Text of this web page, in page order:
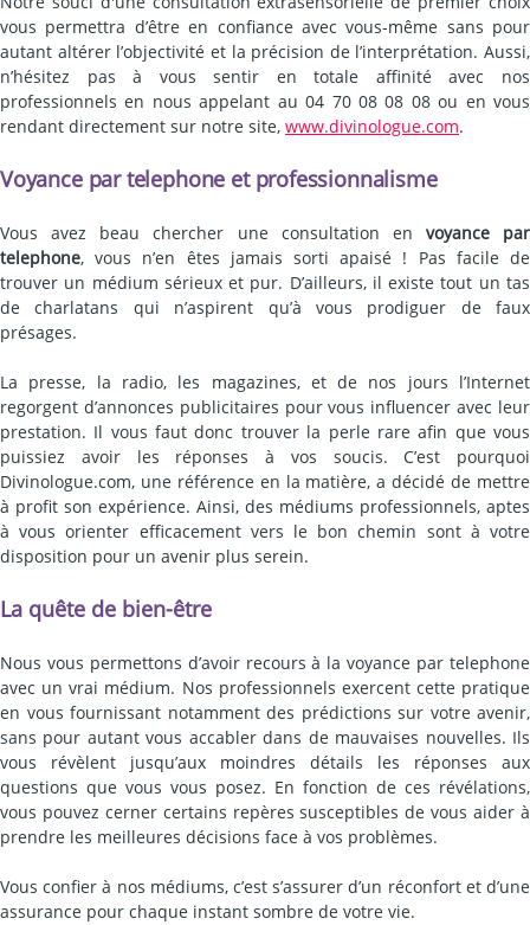
vous permettra d’être en confiance avec vous-même sans pour
autant altérer l’objectivité et la précision de l’interprétation. Aussi,
n’hésitez pas à vous sentir en totale affinité avec nos
professionnels en nous appelant au 04 70 08 08 08 ou en vous
rendant directement sur notre site, www.divinologue.com.
Voyance par telephone et professionnalisme
Vous avez beau chercher une consultation en voyance par
telephone, vous n’en êtes jamais sorti apaisé ! Pas facile de
trouver un médium sérieux et pur. D’ailleurs, il existe tout un tas
de charlatans qui n’aspirent qu’à vous prodiguer de faux
présages.
La presse, la radio, les magazines, et de nos jours l’Internet
regorgent d’annonces publicitaires pour vous influencer avec leur
prestation. Il vous faut donc trouver la perle rare afin que vous
puissiez avoir les réponses à vos soucis. C’est pourquoi
Divinologue.com, une référence en la matière, a décidé de mettre
à profit son expérience. Ainsi, des médiums professionnels, aptes
à vous orienter efficacement vers le bon chemin sont à votre
disposition pour un avenir plus serein.
La quête de bien-être
Nous vous permettons d’avoir recours à la voyance par telephone
avec un vrai médium. Nos professionnels exercent cette pratique
en vous fournissant notamment des prédictions sur votre avenir,
sans pour autant vous accabler dans de mauvaises nouvelles. Ils
vous révèlent jusqu’aux moindres détails les réponses aux
questions que vous vous posez. En fonction de ces révélations,
vous pouvez cerner certains repères susceptibles de vous aider à
prendre les meilleures décisions face à vos problèmes.
Vous confier à nos médiums, c’est s’assurer d’un réconfort et d’une
assurance pour chaque instant sombre de votre vie.